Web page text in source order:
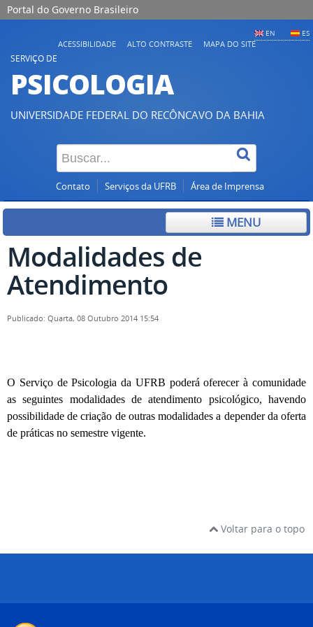
Portal do Governo Brasileiro
EN ES
ACESSIBILIDADE ALTO CONTRASTE
MAPA DO SITE
SERVIÇO DE
PSICOLOGIA
UNIVERSIDADE FEDERAL DO RECÔNCAVO DA BAHIA
Contato Serviços da UFRB Área de Imprensa
MENU
Modalidades de
Atendimento
Publicado: Quarta, 08 Outubro 2014 15:54
O Serviço de Psicologia da UFRB poderá oferecer à comunidade
as seguintes modalidades de atendimento psicológico, havendo
possibilidade de criação de outras modalidades a depender da oferta
de práticas no semestre vigente.
Voltar para o topo